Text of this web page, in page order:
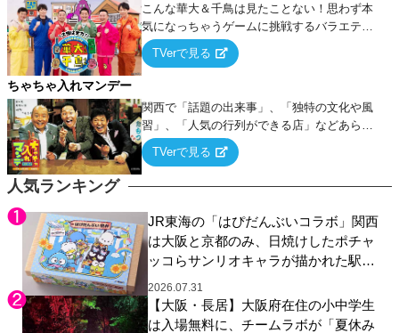
人気ランキング
JR東海の「はぴだんぶいコラボ」関西
は大阪と京都のみ、日焼けしたポチャ
ッコらサンリオキャラが描かれた駅弁
やグッズが登場
2026.07.31
【大阪・長居】大阪府在住の小中学生
は入場無料に、チームラボが「夏休み
こんな華大＆千鳥は見たことない！思わず本
気になっちゃうゲームに挑戦するバラエティ
ー！
TVerで見る
ちゃちゃ入れマンデー
関西で「話題の出来事」、「独特の文化や風
習」、「人気の行列ができる店」などあらゆ
るテーマについて好き放題にちゃちゃを入れ
ていく関西色を前面に押し出したトークバラ
TVerで見る